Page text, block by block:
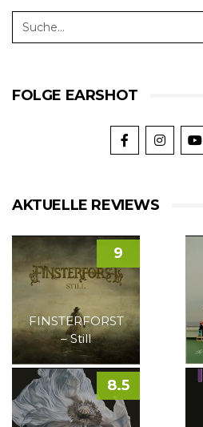
FOLGE EARSHOT
AKTUELLE REVIEWS
FINSTERFORST
– Still
9
8.5